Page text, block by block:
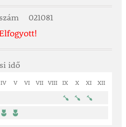
021081
idő
IV V VI VII VIII IX X XI XII